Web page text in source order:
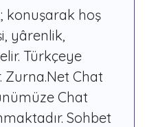
konuşarak hoş
yârenlik,
Türkçeye
Zurna.Net Chat
Chat
Sohbet